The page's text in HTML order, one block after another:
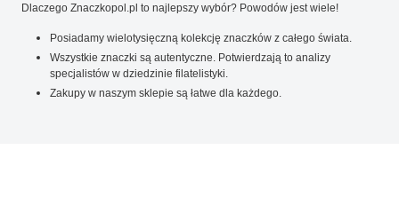
Dlaczego Znaczkopol.pl to najlepszy wybór? Powodów jest wiele!
Posiadamy wielotysięczną kolekcję znaczków z całego świata.
Wszystkie znaczki są autentyczne. Potwierdzają to analizy
specjalistów w dziedzinie filatelistyki.
Zakupy w naszym sklepie są łatwe dla każdego.